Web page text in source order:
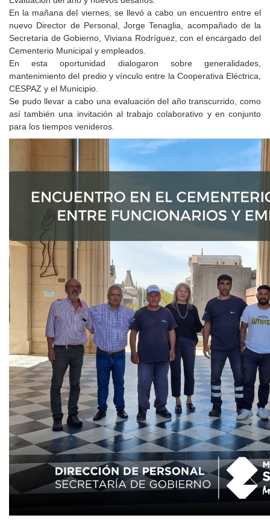
En la mañana del viernes, se llevó a cabo un encuentro entre el
nuevo Director de Personal, Jorge Tenaglia, acompañado de la
Secretaria de Gobierno, Viviana Rodríguez, con el encargado del
Cementerio Municipal y empleados.
En esta oportunidad dialogaron sobre generalidades,
mantenimiento del predio y vínculo entre la Cooperativa Eléctrica,
CESPAZ y el Municipio.
Se pudo llevar a cabo una evaluación del año transcurrido, como
así también una invitación al trabajo colaborativo y en conjunto
para los tiempos venideros.